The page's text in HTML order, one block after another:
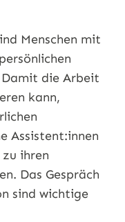
Menschen mit
die Arbeit
kann,
Assistent:innen
ihren
Das Gespräch
sind wichtige